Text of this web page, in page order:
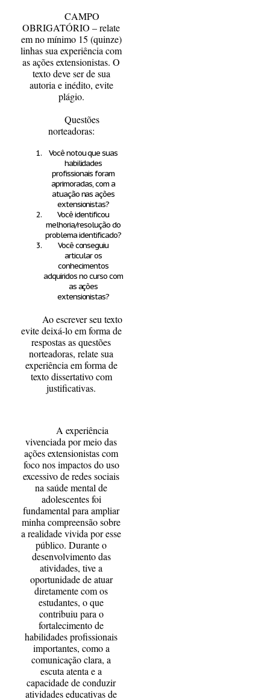
CAMPO
OBRIGATÓRIO – relate
em no mínimo 15 (quinze)
linhas sua experiência com
as ações extensionistas. O
texto deve ser de sua
autoria e inédito, evite
plágio.
Questões
norteadoras:
Você notou que suas
habilidades
profissionais foram
aprimoradas, com a
atuação nas ações
extensionistas?
Você identificou
melhoria/resolução do
problema identificado?
Você conseguiu
articular os
conhecimentos
adquiridos no curso com
as ações
extensionistas?
Ao escrever seu texto
evite deixá-lo em forma de
respostas as questões
norteadoras, relate sua
experiência em forma de
texto dissertativo com
justificativas.
A experiência
vivenciada por meio das
ações extensionistas com
foco nos impactos do uso
excessivo de redes sociais
na saúde mental de
adolescentes foi
fundamental para ampliar
minha compreensão sobre
a realidade vivida por esse
público. Durante o
desenvolvimento das
atividades, tive a
oportunidade de atuar
diretamente com os
estudantes, o que
contribuiu para o
fortalecimento de
habilidades profissionais
importantes, como a
comunicação clara, a
escuta atenta e a
capacidade de conduzir
atividades educativas de